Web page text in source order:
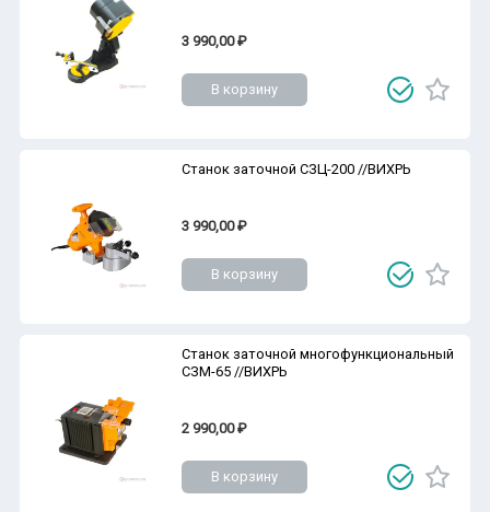
3 990,00 ₽
В корзину
Станок заточной СЗЦ-200 //ВИХРЬ
3 990,00 ₽
В корзину
Станок заточной многофункциональный
СЗМ-65 //ВИХРЬ
2 990,00 ₽
В корзину